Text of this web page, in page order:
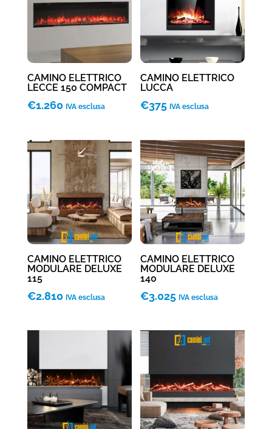
CAMINO ELETTRICO
LECCE 150 COMPACT
€1.260 IVA esclusa
CAMINO ELETTRICO
LUCCA
€375 IVA esclusa
CAMINO ELETTRICO
MODULARE DELUXE
115
€2.810 IVA esclusa
CAMINO ELETTRICO
MODULARE DELUXE
140
€3.025 IVA esclusa